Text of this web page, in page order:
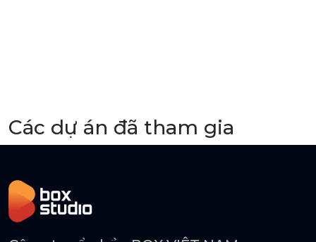
Các dự án đã tham gia